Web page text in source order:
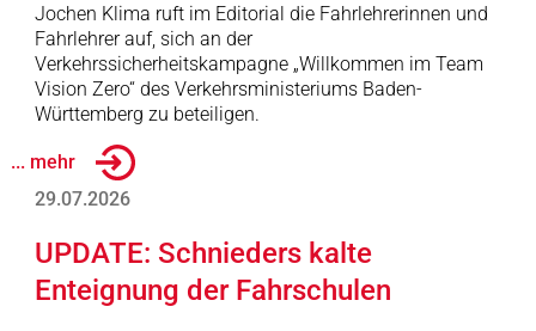
Jochen Klima ruft im Editorial die Fahrlehrerinnen und
Fahrlehrer auf, sich an der
Verkehrssicherheitskampagne „Willkommen im Team
Vision Zero“ des Verkehrsministeriums Baden-
Württemberg zu beteiligen.
... mehr
29.07.2026
UPDATE: Schnieders kalte
Enteignung der Fahrschulen